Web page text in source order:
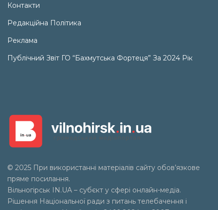
Контакти
Редакційна Політика
Реклама
Публічний Звіт ГО “Бахмутська Фортеця” За 2024 Рік
© 2025 При використанні матеріалів сайту обов’язкове
пряме посилання.
Вільногірськ
IN.UA – субєкт у сфері онлайн-медіа.
Рішення Національної ради з питань телебачення і